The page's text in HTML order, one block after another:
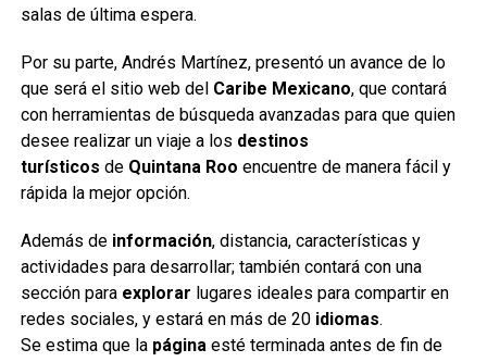
salas de última espera.
Por su parte, Andrés Martínez, presentó un avance de lo
que será el sitio web del Caribe Mexicano, que contará
con herramientas de búsqueda avanzadas para que quien
desee realizar un viaje a los destinos
turísticos de Quintana Roo encuentre de manera fácil y
rápida la mejor opción.
Además de información, distancia, características y
actividades para desarrollar; también contará con una
sección para explorar lugares ideales para compartir en
redes sociales, y estará en más de 20 idiomas.
Se estima que la página esté terminada antes de fin de